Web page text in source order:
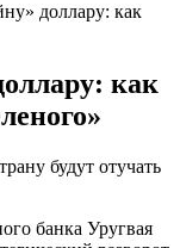
доллару: как
как
банка Уругвая